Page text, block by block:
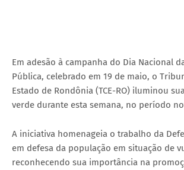
Em adesão à campanha do Dia Nacional
Pública, celebrado em 19 de maio, o
Estado de Rondônia (TCE-RO) iluminou
verde durante esta semana, no período
A iniciativa homenageia o trabalho da
em defesa da população em situação de
reconhecendo sua importância na